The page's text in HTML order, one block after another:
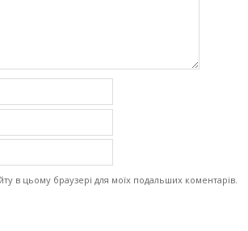
в цьому браузері для моїх подальших коментарів.